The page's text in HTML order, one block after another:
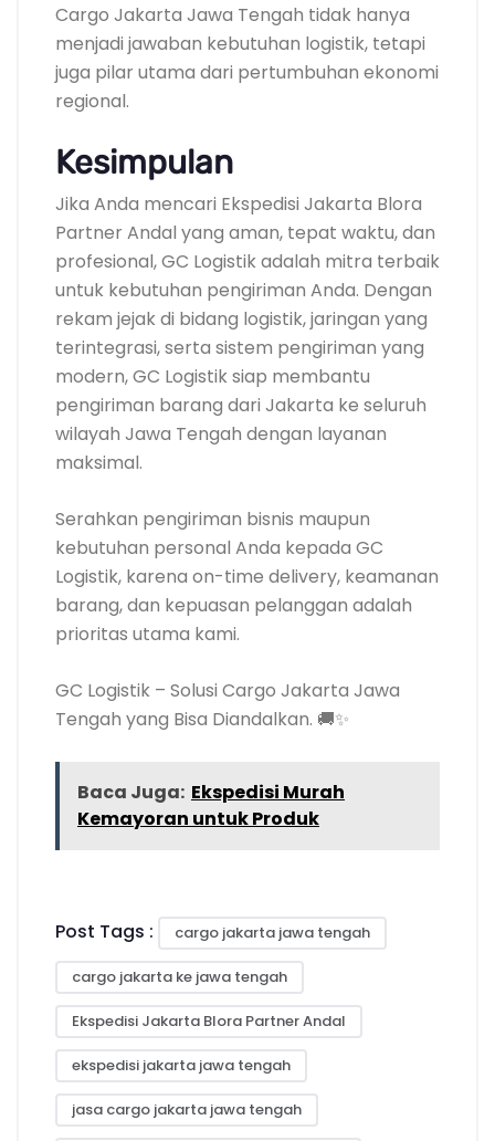
Cargo Jakarta Jawa Tengah tidak hanya
menjadi jawaban kebutuhan logistik, tetapi
juga pilar utama dari pertumbuhan ekonomi
regional.
Kesimpulan
Jika Anda mencari Ekspedisi Jakarta Blora
Partner Andal yang aman, tepat waktu, dan
profesional, GC Logistik adalah mitra terbaik
untuk kebutuhan pengiriman Anda. Dengan
rekam jejak di bidang logistik, jaringan yang
terintegrasi, serta sistem pengiriman yang
modern, GC Logistik siap membantu
pengiriman barang dari Jakarta ke seluruh
wilayah Jawa Tengah dengan layanan
maksimal.
Serahkan pengiriman bisnis maupun
kebutuhan personal Anda kepada GC
Logistik, karena on-time delivery, keamanan
barang, dan kepuasan pelanggan adalah
prioritas utama kami.
GC Logistik – Solusi Cargo Jakarta Jawa
Tengah yang Bisa Diandalkan. 🚚✨
Baca Juga: Ekspedisi Murah
Kemayoran untuk Produk
Post Tags : cargo jakarta jawa tengah
cargo jakarta ke jawa tengah
Ekspedisi Jakarta Blora Partner Andal
ekspedisi jakarta jawa tengah
jasa cargo jakarta jawa tengah